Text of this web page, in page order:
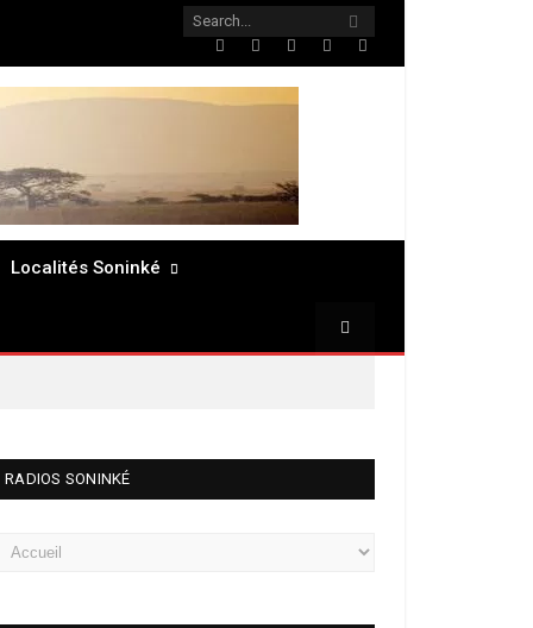
Twitter FacebookLinkedInPinterest
Localités Soninké
RADIOS SONINKÉ